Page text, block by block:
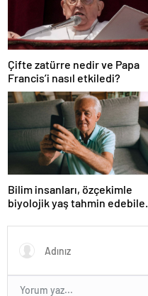
Çifte zatürre nedir ve Papa
Francis’i nasıl etkiledi?
Bilim insanları, özçekimle
biyolojik yaş tahmin edebilen